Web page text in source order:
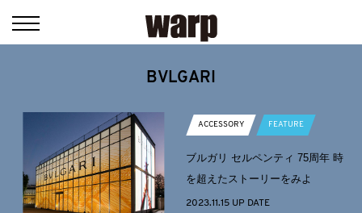
BVLGARI
ACCESSORY FEATURE
ブルガリ セルペンティ 75周年 時
を超えたストーリーをみよ
2023.11.15 UP DATE